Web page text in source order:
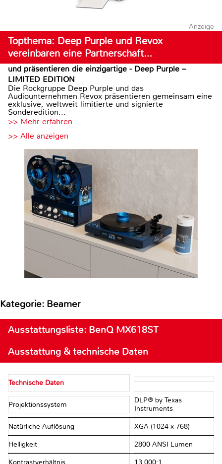
Anzeige
Topthema: Deep Purple und Revox
vereinbaren eine Partnerschaft…
und präsentieren die einzigartige - Deep Purple –
LIMITED EDITION
Die Rockgruppe Deep Purple und das
Audiounternehmen Revox präsentieren gemeinsam eine
exklusive, weltweit limitierte und signierte
Sonderedition...
>> Mehr erfahren
>> Alle anzeigen
Kategorie: Beamer
Ausstattungsliste: BenQ MX618ST
Ausstattung & technische Daten
Technische Daten
Projektionssystem
DLP® by Texas
Instruments
Natürliche Auflösung XGA (1024 x 768)
Helligkeit 2800 ANSI Lumen